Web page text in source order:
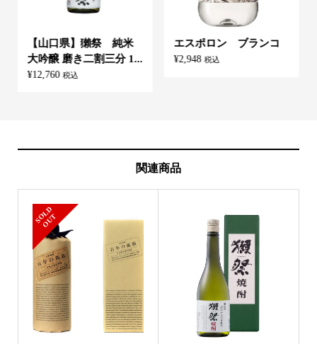
【山口県】獺祭 純米
大吟醸 磨き二割三分 1...
¥12,760 税込
エスポロン ブランコ
¥2,948 税込
関連商品
S
O
L
D
O
U
T